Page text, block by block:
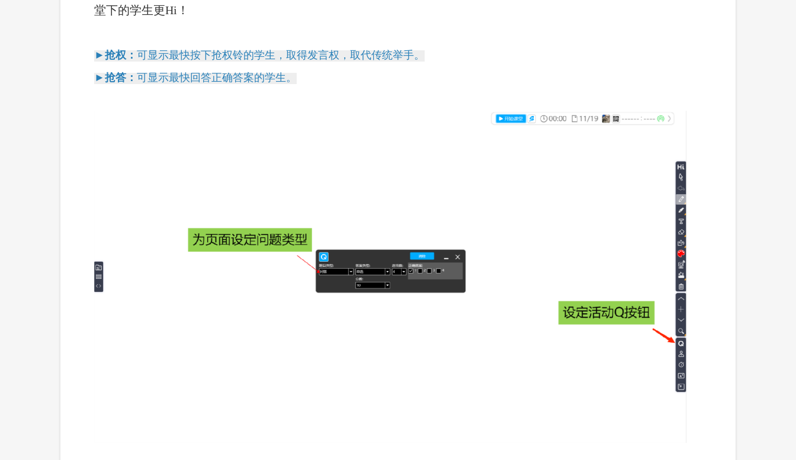
堂下的学生更Hi！
►抢权： 可显示最快按下抢权铃的学生，取得发言权，取代传统举手。
►抢答： 可显示最快回答正确答案的学生。